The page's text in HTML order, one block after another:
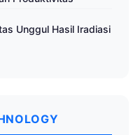
Unggul Hasil Iradiasi